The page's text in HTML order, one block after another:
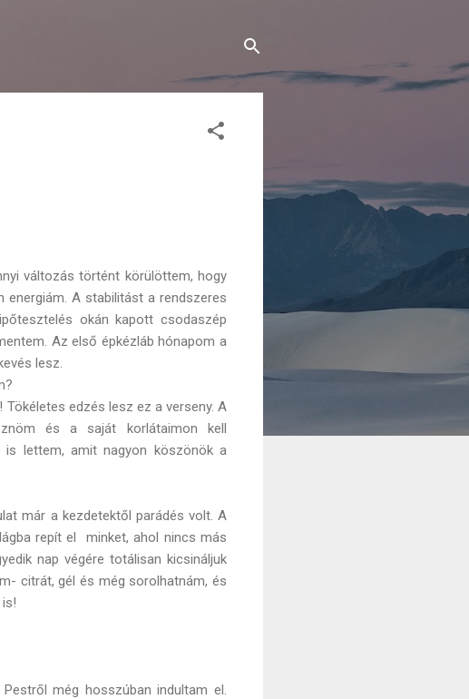
változás történt körülöttem, hogy
A stabilitást a rendszeres
okán kapott csodaszép
Az első épkézláb hónapom a
lesz.
edzés lesz ez a verseny. A
és a saját korlátaimon kell
is lettem, amit nagyon köszönök a
már a kezdetektől parádés volt. A
repít el minket, ahol nincs más
nap végére totálisan kicsináljuk
citrát, gél és még sorolhatnám, és
még hosszúban indultam el.